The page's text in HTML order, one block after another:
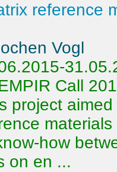
reference
Vogl
Call
project
how
on en ...